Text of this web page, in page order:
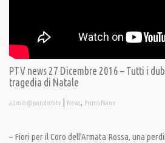
PTV news 27 Dicembre 2016 – Tutti i
tragedia di Natale
admin@pandoratv | News, PrimoPiano
– Fiori per il Coro dell’Armata Rossa, una